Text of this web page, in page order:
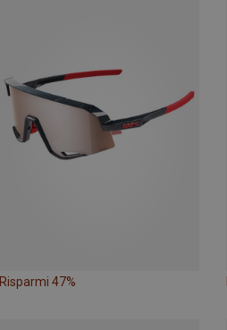
Risparmi 47%